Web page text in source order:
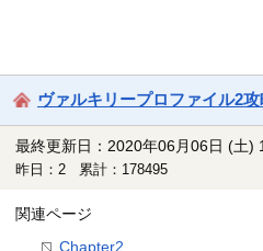
ヴァルキリープロファイル2
最終更新日：2020年06月06日 (土)
昨日：2 累計：178495
関連ページ
Chapter2